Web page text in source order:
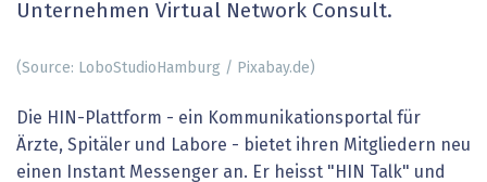
Unternehmen Virtual Network Consult.
(Source: LoboStudioHamburg / Pixabay.de)
Die HIN-Plattform - ein Kommunikationsportal für
Ärzte, Spitäler und Labore - bietet ihren Mitgliedern neu
einen Instant Messenger an. Er heisst "HIN Talk" und